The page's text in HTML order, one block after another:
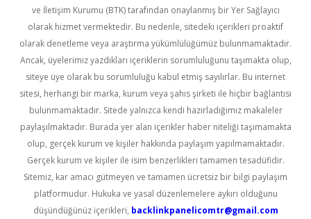
ve İletişim Kurumu (BTK) tarafından onaylanmış bir Yer Sağlayıcı
olarak hizmet vermektedir. Bu nedenle, sitedeki içerikleri proaktif
olarak denetleme veya araştırma yükümlülüğümüz bulunmamaktadır.
Ancak, üyelerimiz yazdıkları içeriklerin sorumluluğunu taşımakta olup,
siteye üye olarak bu sorumluluğu kabul etmiş sayılırlar. Bu internet
sitesi, herhangi bir marka, kurum veya şahıs şirketi ile hiçbir bağlantısı
bulunmamaktadır. Sitede yalnızca kendi hazırladığımız makaleler
paylaşılmaktadır. Burada yer alan içerikler haber niteliği taşımamakta
olup, gerçek kurum ve kişiler hakkında paylaşım yapılmamaktadır.
Gerçek kurum ve kişiler ile isim benzerlikleri tamamen tesadüfidir.
Sitemiz, kar amacı gütmeyen ve tamamen ücretsiz bir bilgi paylaşım
platformudur. Hukuka ve yasal düzenlemelere aykırı olduğunu
düşündüğünüz içerikleri, backlinkpanelicomtr@gmail.com